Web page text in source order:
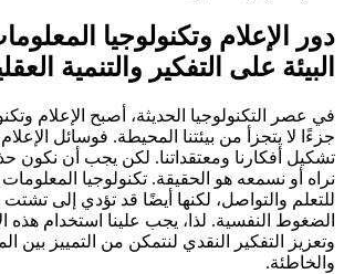
دور الإعلام وتكنولوجيا
البيئة على التفكير والتنمية
في عصر التكنولوجيا الحديثة، أصبح الإعلام
جزءًا لا يتجزأ من بيئتنا المحيطة. فوسائل
تشكيل أفكارنا ومعتقداتنا. لكن يجب أن نكون
نراه أو نسمعه هو الحقيقة. تكنولوجيا
للتعلم والتواصل، لكنها أيضًا قد تؤدي إلى تشتت
الضغوط النفسية. لذا، يجب علينا استخدام هذه
وتعزيز التفكير النقدي لنتمكن من التمييز بين
والخاطئة.